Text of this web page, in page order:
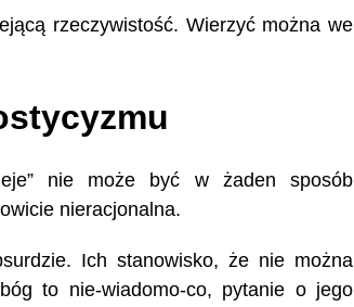
rzeczywistość. Wierzyć można we
nie może być w żaden sposób
nieracjonalna.
Ich stanowisko, że nie można
to nie-wiadomo-co, pytanie o jego